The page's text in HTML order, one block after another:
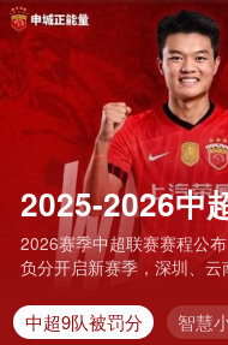
2025-2026中
2026赛季中超联赛赛程公
负分开启新赛季，深圳、
中超9队被罚分 智慧